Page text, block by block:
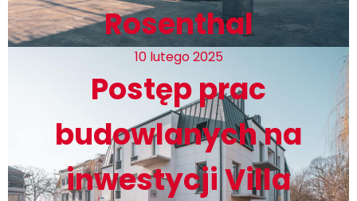
Rosenthal
10 lutego 2025
Postęp prac
budowlanych na
inwestycji Villa